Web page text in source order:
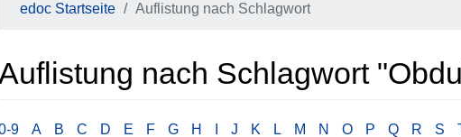
edoc Startseite Auflistung nach Schlagwort
nach Schlagwort
9 A B C D E F G H J K L M N O P Q R S